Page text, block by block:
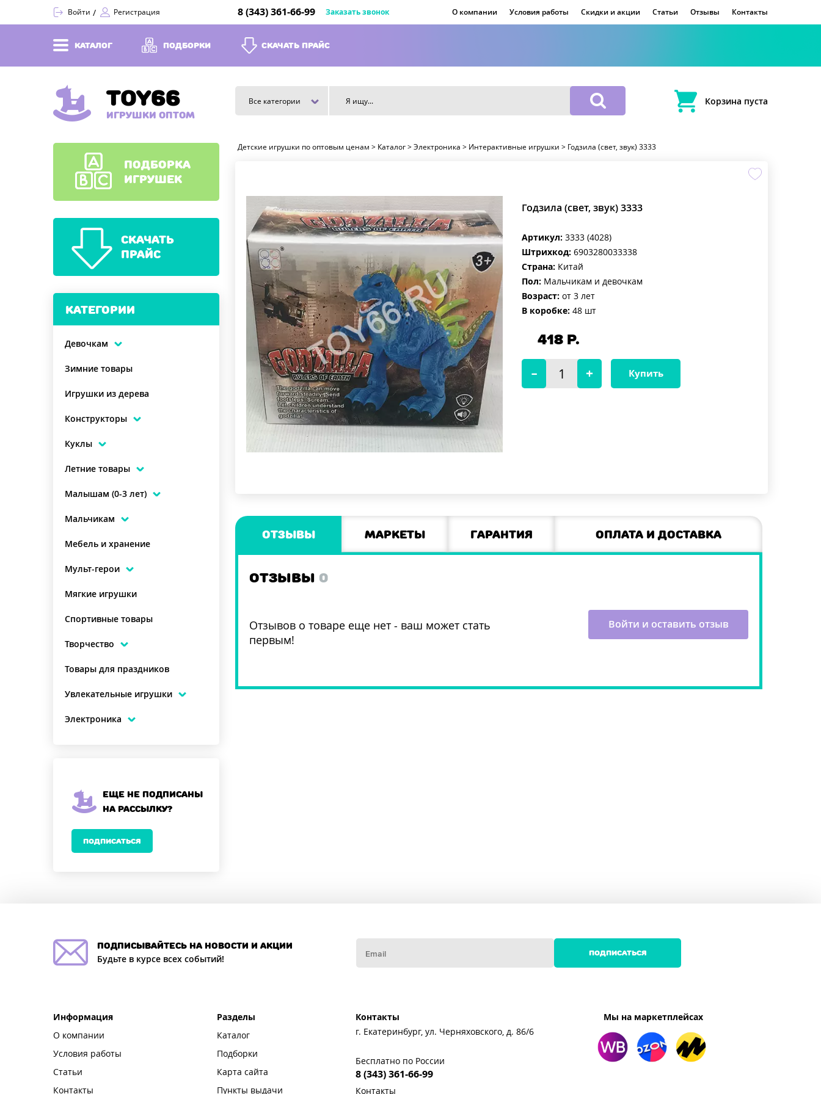
Войти Регистрация 8 (343) 361-66-99 Заказать звонок О компании Условия работы Скидки и акции Статьи Отзывы Контакты
КАТАЛОГ ПОДБОРКИ СКАЧАТЬ ПРАЙС
TOY66
ИГРУШКИ ОПТОМ
Все категории Корзина пуста
Детские игрушки по оптовым ценам > Каталог > Электроника > Интерактивные игрушки > Годзила (свет, звук) 3333
Годзила (свет, звук) 3333
Артикул: 3333 (4028)
Штрихкод: 6903280033338
Страна: Китай
Пол: Мальчикам и девочкам
Возраст: от 3 лет
В коробке: 48 шт
418 Р.
Купить
Отзывы Маркеты Гарантия Оплата и доставка
ОТЗЫВЫ 0
Отзывов о товаре еще нет - ваш может стать
первым!
Войти и оставить отзыв
ПОДБОРКА
ИГРУШЕК
СКАЧАТЬ
ПРАЙС
КАТЕГОРИИ
Девочкам
Зимние товары
Игрушки из дерева
Конструкторы
Куклы
Летние товары
Малышам (0-3 лет)
Мальчикам
Мебель и хранение
Мульт-герои
Мягкие игрушки
Спортивные товары
Творчество
Товары для праздников
Увлекательные игрушки
Электроника
Еще не подписаны
на рассылку?
ПОДПИСАТЬСЯ
подписывайтесь на новости и акции
Будьте в курсе всех событий!
ПОДПИСАТЬСЯ
Информация
О компании
Условия работы
Статьи
Контакты
Разделы
Каталог
Подборки
Карта сайта
Пункты выдачи
Контакты
г. Екатеринбург, ул. Черняховского, д. 86/6
Бесплатно по России
8 (343) 361-66-99
Контакты
Мы на маркетплейсах